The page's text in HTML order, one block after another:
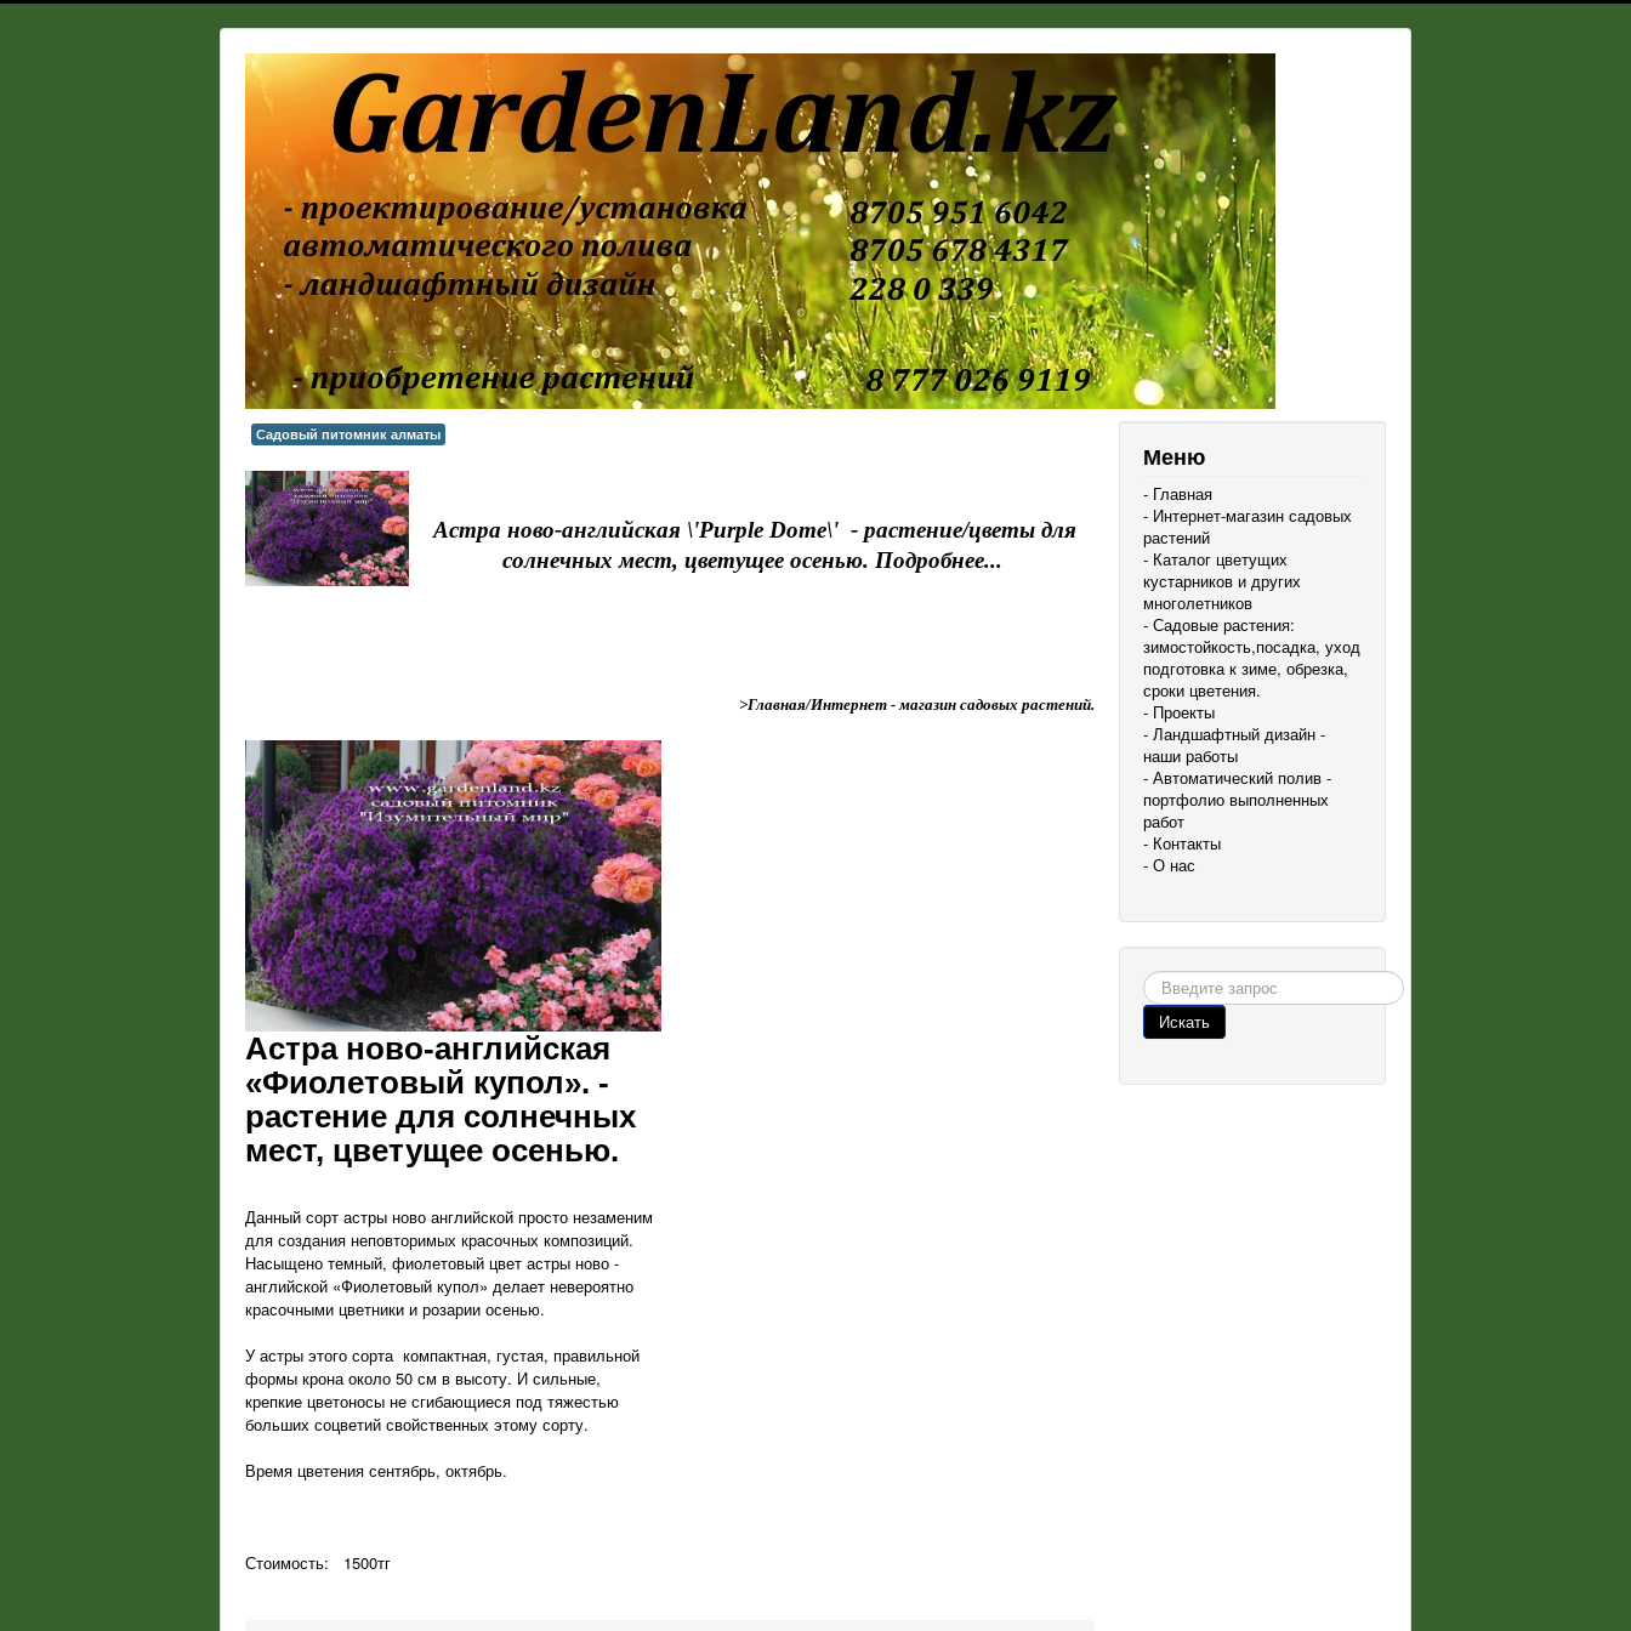
Садовый питомник алматы
Астра ново-английская \'Purple Dome\' - растение/цветы для
солнечных мест, цветущее осенью. Подробнее...
>Главная/Интернет - магазин садовых растений.
Астра ново-английская
«Фиолетовый купол». -
растение для солнечных
мест, цветущее осенью.
Данный сорт астры ново английской просто незаменим
для создания неповторимых красочных композиций.
Насыщено темный, фиолетовый цвет астры ново -
английской «Фиолетовый купол» делает невероятно
красочными цветники и розарии осенью.
У астры этого сорта компактная, густая, правильной
формы крона около 50 см в высоту. И сильные,
крепкие цветоносы не сгибающиеся под тяжестью
больших соцветий свойственных этому сорту.
Время цветения сентябрь, октябрь.
Стоимость: 1500тг
Меню
- Главная
- Интернет-магазин садовых
растений
- Каталог цветущих
кустарников и других
многолетников
- Садовые растения:
зимостойкость,посадка, уход
подготовка к зиме, обрезка,
сроки цветения.
- Проекты
- Ландшафтный дизайн -
наши работы
- Автоматический полив -
портфолио выполненных
работ
- Контакты
- О нас
Поиск
Искать